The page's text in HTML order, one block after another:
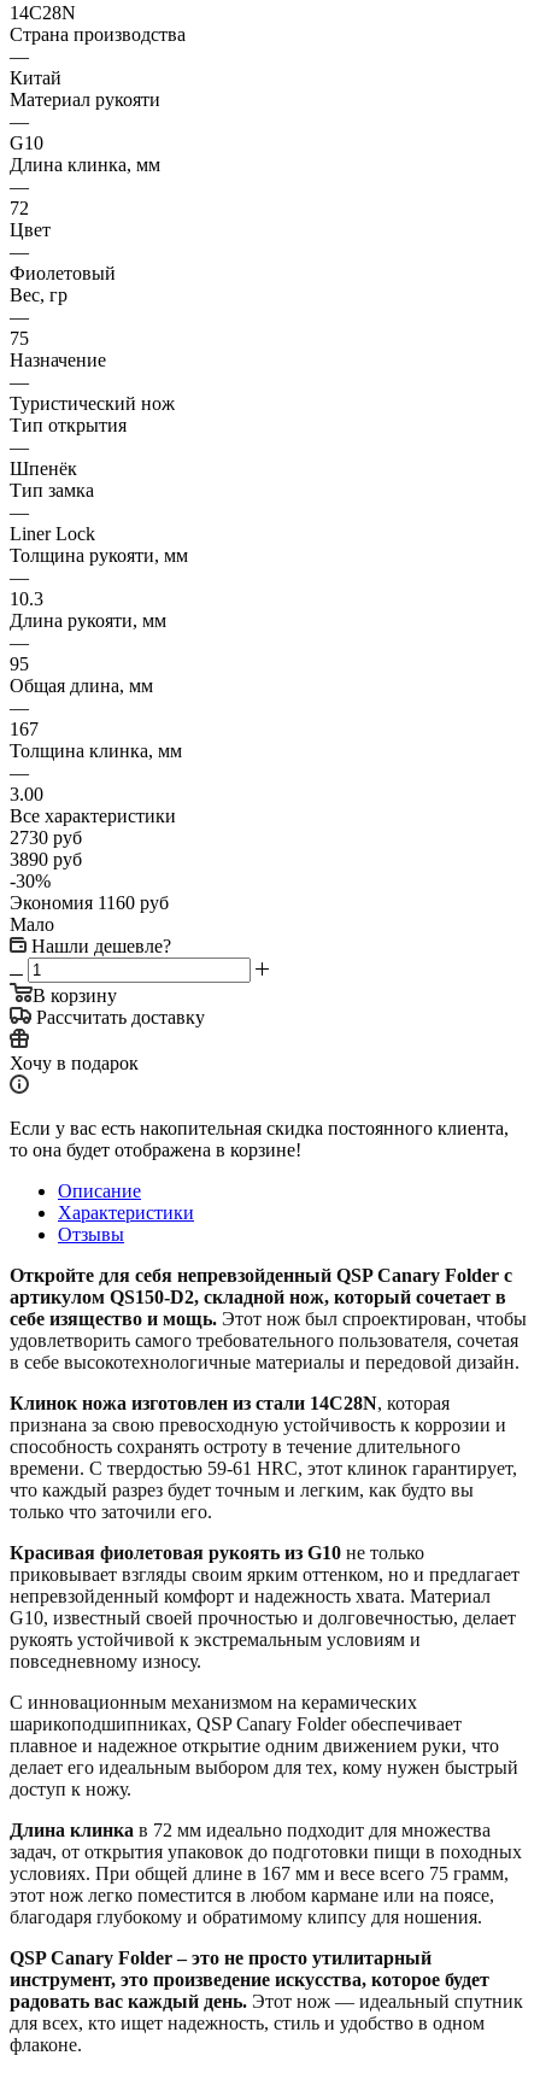
14C28N
Страна производства
—
Китай
Материал рукояти
—
G10
Длина клинка, мм
—
72
Цвет
—
Фиолетовый
Вес, гр
—
75
Назначение
—
Туристический нож
Тип открытия
—
Шпенёк
Тип замка
—
Liner Lock
Толщина рукояти, мм
—
10.3
Длина рукояти, мм
—
95
Общая длина, мм
—
167
Толщина клинка, мм
—
3.00
Все характеристики
2730 руб
3890 руб
-30%
Экономия 1160 руб
Мало
Нашли дешевле?
В корзину
Рассчитать доставку
Хочу в подарок
Если у вас есть накопительная скидка постоянного клиента,
то она будет отображена в корзине!
Описание
Характеристики
Отзывы
Откройте для себя непревзойденный QSP Canary Folder с
артикулом QS150-D2, складной нож, который сочетает в
себе изящество и мощь. Этот нож был спроектирован, чтобы
удовлетворить самого требовательного пользователя, сочетая
в себе высокотехнологичные материалы и передовой дизайн.
Клинок ножа изготовлен из стали 14C28N, которая
признана за свою превосходную устойчивость к коррозии и
способность сохранять остроту в течение длительного
времени. С твердостью 59-61 HRC, этот клинок гарантирует,
что каждый разрез будет точным и легким, как будто вы
только что заточили его.
Красивая фиолетовая рукоять из G10 не только
приковывает взгляды своим ярким оттенком, но и предлагает
непревзойденный комфорт и надежность хвата. Материал
G10, известный своей прочностью и долговечностью, делает
рукоять устойчивой к экстремальным условиям и
повседневному износу.
С инновационным механизмом на керамических
шарикоподшипниках, QSP Canary Folder обеспечивает
плавное и надежное открытие одним движением руки, что
делает его идеальным выбором для тех, кому нужен быстрый
доступ к ножу.
Длина клинка в 72 мм идеально подходит для множества
задач, от открытия упаковок до подготовки пищи в походных
условиях. При общей длине в 167 мм и весе всего 75 грамм,
этот нож легко поместится в любом кармане или на поясе,
благодаря глубокому и обратимому клипсу для ношения.
QSP Canary Folder – это не просто утилитарный
инструмент, это произведение искусства, которое будет
радовать вас каждый день. Этот нож — идеальный спутник
для всех, кто ищет надежность, стиль и удобство в одном
флаконе.